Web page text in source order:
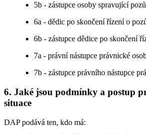
5b - zástupce osoby spravující
6a - dědic po skončení řízení o
6b - zástupce dědice po skončení
7a - právní nástupce právnické
7b - zástupce právního nástupce
6. Jaké jsou podmínky a postup
situace
DAP podává ten, kdo má: